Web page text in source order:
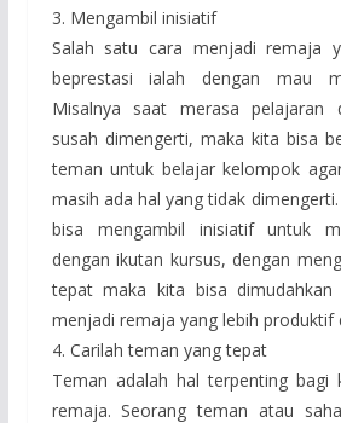
3. Mengambil inisiatif
Salah satu cara menjadi remaja
beprestasi ialah dengan mau
Misalnya saat merasa pelajaran
susah dimengerti, maka kita bisa
teman untuk belajar kelompok
masih ada hal yang tidak
bisa mengambil inisiatif untuk
dengan ikutan kursus, dengan
tepat maka kita bisa
menjadi remaja yang lebih produktif
4. Carilah teman yang tepat
Teman adalah hal terpenting bagi
remaja. Seorang teman atau